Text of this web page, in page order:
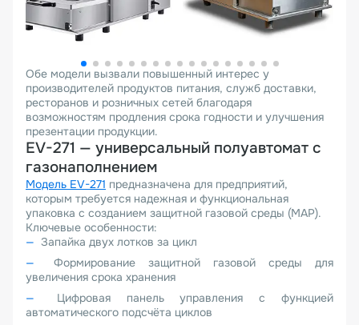
Обе модели вызвали повышенный интерес у
производителей продуктов питания, служб доставки,
ресторанов и розничных сетей благодаря
возможностям продления срока годности и улучшения
презентации продукции.
EV-271 — универсальный полуавтомат с
газонаполнением
Модель EV-271 предназначена для предприятий,
которым требуется надежная и функциональная
упаковка с созданием защитной газовой среды (MAP).
Ключевые особенности:
Запайка двух лотков за цикл
Формирование защитной газовой среды для
увеличения срока хранения
Цифровая панель управления с функцией
автоматического подсчёта циклов